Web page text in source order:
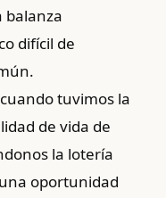
balanza
difícil de
tuvimos la
de vida de
la lotería
oportunidad